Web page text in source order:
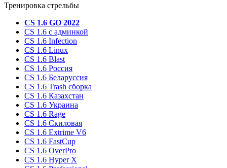
Тренировка стрельбы
CS 1.6 GO 2022
CS 1.6 с админкой
CS 1.6 Infection
CS 1.6 Linux
CS 1.6 Blast
CS 1.6 Россия
CS 1.6 Беларуссия
CS 1.6 Trash сборка
CS 1.6 Казахстан
CS 1.6 Украина
CS 1.6 Rage
CS 1.6 Скиловая
CS 1.6 Extrime V6
CS 1.6 FastCup
CS 1.6 OverPro
CS 1.6 Hyper X